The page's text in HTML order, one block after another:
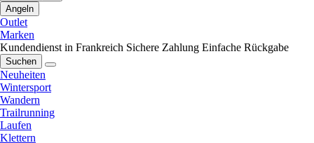
Angeln
Outlet
Marken
Kundendienst in Frankreich Sichere Zahlung Einfache Rückgabe
Suchen
Neuheiten
Wintersport
Wandern
Trailrunning
Laufen
Klettern